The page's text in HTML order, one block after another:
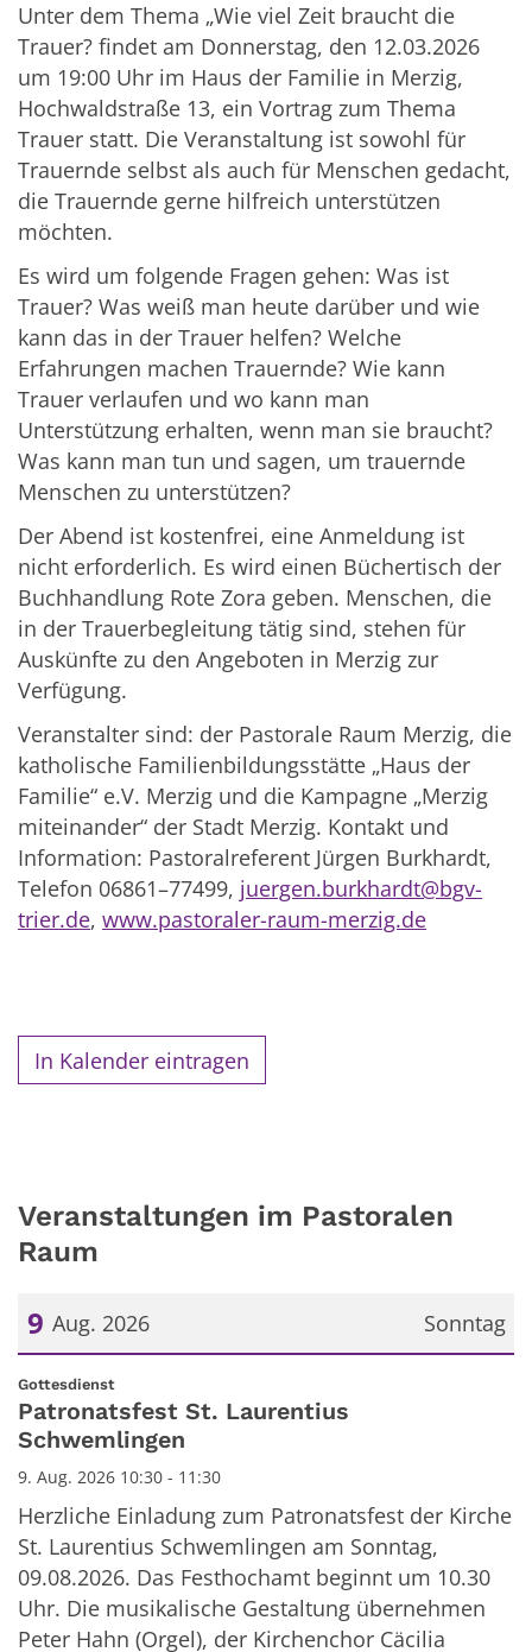
Unter dem Thema „Wie viel Zeit braucht die
Trauer? findet am Donnerstag, den 12.03.2026
um 19:00 Uhr im Haus der Familie in Merzig,
Hochwaldstraße 13, ein Vortrag zum Thema
Trauer statt. Die Veranstaltung ist sowohl für
Trauernde selbst als auch für Menschen gedacht,
die Trauernde gerne hilfreich unterstützen
möchten.
Es wird um folgende Fragen gehen: Was ist
Trauer? Was weiß man heute darüber und wie
kann das in der Trauer helfen? Welche
Erfahrungen machen Trauernde? Wie kann
Trauer verlaufen und wo kann man
Unterstützung erhalten, wenn man sie braucht?
Was kann man tun und sagen, um trauernde
Menschen zu unterstützen?
Der Abend ist kostenfrei, eine Anmeldung ist
nicht erforderlich. Es wird einen Büchertisch der
Buchhandlung Rote Zora geben. Menschen, die
in der Trauerbegleitung tätig sind, stehen für
Auskünfte zu den Angeboten in Merzig zur
Verfügung.
Veranstalter sind: der Pastorale Raum Merzig, die
katholische Familienbildungsstätte „Haus der
Familie“ e.V. Merzig und die Kampagne „Merzig
miteinander“ der Stadt Merzig. Kontakt und
Information: Pastoralreferent Jürgen Burkhardt,
Telefon 06861–77499, juergen.burkhardt@bgv-
trier.de, www.pastoraler-raum-merzig.de
In Kalender eintragen
Veranstaltungen im Pastoralen
Raum
Sonntag
9 Aug. 2026
Datum: 9. August 2026
Gottesdienst:
Patronatsfest St. Laurentius
Schwemlingen
9. Aug. 2026 10:30 - 11:30
Herzliche Einladung zum Patronatsfest der Kirche
St. Laurentius Schwemlingen am Sonntag,
09.08.2026. Das Festhochamt beginnt um 10.30
Uhr. Die musikalische Gestaltung übernehmen
Peter Hahn (Orgel), der Kirchenchor Cäcilia